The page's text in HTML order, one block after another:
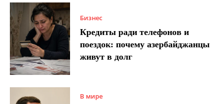
Бизнес
Кредиты ради телефонов и
поездок: почему азербайджанцы
живут в долг
В мире